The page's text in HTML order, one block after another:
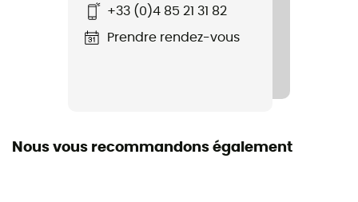
+33 (0)4 85 21 31 82
Prendre rendez-vous
Nous vous recommandons également